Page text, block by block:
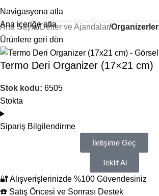
Navigasyona atla
Ana içeriğe atla
Ana Sayfa Defter ve Ajandalar Organizerler
Ürünlere geri dön
Termo Deri Organizer (17×21 cm)
Stok kodu: 6505
Stokta
Sipariş Bilgilendirme
İletişime Geç
Teklif Al
🔐 Alışverişlerinizde %100 Güvendesiniz
☎️ Satış Öncesi ve Sonrası Destek